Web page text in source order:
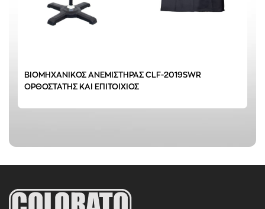
ΒΙΟΜΗΧΑΝΙΚΟΣ ΑΝΕΜΙΣΤΗΡΑΣ CLF-2019SWR
ΟΡΘΟΣΤΑΤΗΣ ΚΑΙ ΕΠΙΤΟΙΧΙΟΣ